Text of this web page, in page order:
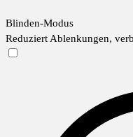
Blinden-Modus
Reduziert Ablenkungen,